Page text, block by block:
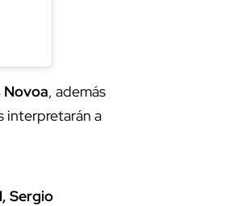
Novoa, además
interpretarán a
Sergio